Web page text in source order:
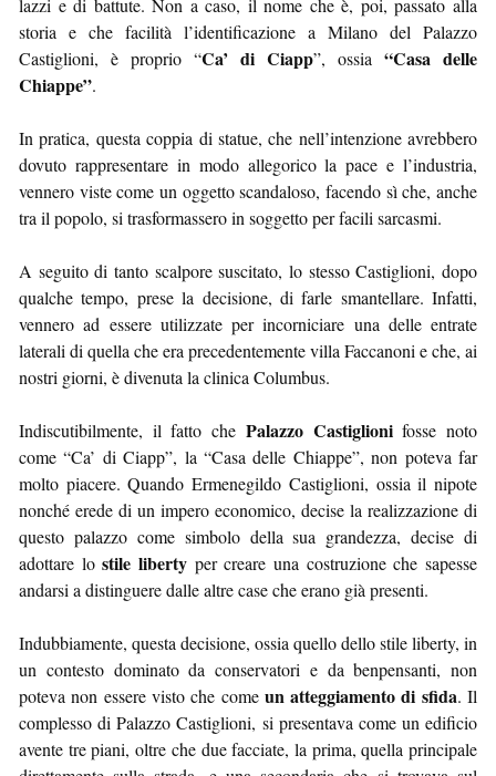
lazzi e di battute. Non a caso, il nome che è, poi, passato alla
storia e che facilità l’identificazione a Milano del Palazzo
Castiglioni, è proprio “Ca’ di Ciapp”, ossia “Casa delle
Chiappe”.
In pratica, questa coppia di statue, che nell’intenzione avrebbero
dovuto rappresentare in modo allegorico la pace e l’industria,
vennero viste come un oggetto scandaloso, facendo sì che, anche
tra il popolo, si trasformassero in soggetto per facili sarcasmi.
A seguito di tanto scalpore suscitato, lo stesso Castiglioni, dopo
qualche tempo, prese la decisione, di farle smantellare. Infatti,
vennero ad essere utilizzate per incorniciare una delle entrate
laterali di quella che era precedentemente villa Faccanoni e che, ai
nostri giorni, è divenuta la clinica Columbus.
Indiscutibilmente, il fatto che Palazzo Castiglionifosse noto
come “Ca’ di Ciapp”, la “Casa delle Chiappe”, non poteva far
molto piacere. Quando Ermenegildo Castiglioni, ossia il nipote
nonché erede di un impero economico, decise la realizzazione di
questo palazzo come simbolo della sua grandezza, decise di
adottare lostile liberty per creare una costruzione che sapesse
andarsi a distinguere dalle altre case che erano già presenti.
Indubbiamente, questa decisione, ossia quello dello stile liberty, in
un contesto dominato da conservatori e da benpensanti, non
poteva non essere visto che come un atteggiamento di sfida. Il
complesso di Palazzo Castiglioni, si presentava come un edificio
avente tre piani, oltre che due facciate, la prima, quella principale